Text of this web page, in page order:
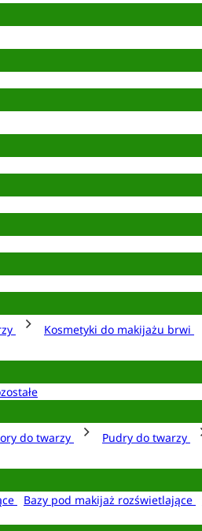
Kosmetyki do makijażu brwi
do twarzy Pudry do twarzy
Bazy pod makijaż rozświetlające